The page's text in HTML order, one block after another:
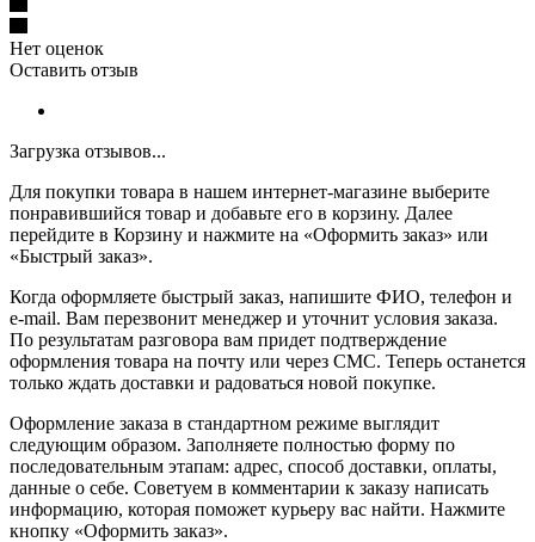
Нет оценок
Оставить отзыв
Загрузка отзывов...
Для покупки товара в нашем интернет-магазине выберите
понравившийся товар и добавьте его в корзину. Далее
перейдите в Корзину и нажмите на «Оформить заказ» или
«Быстрый заказ».
Когда оформляете быстрый заказ, напишите ФИО, телефон и
e-mail. Вам перезвонит менеджер и уточнит условия заказа.
По результатам разговора вам придет подтверждение
оформления товара на почту или через СМС. Теперь останется
только ждать доставки и радоваться новой покупке.
Оформление заказа в стандартном режиме выглядит
следующим образом. Заполняете полностью форму по
последовательным этапам: адрес, способ доставки, оплаты,
данные о себе. Советуем в комментарии к заказу написать
информацию, которая поможет курьеру вас найти. Нажмите
кнопку «Оформить заказ».